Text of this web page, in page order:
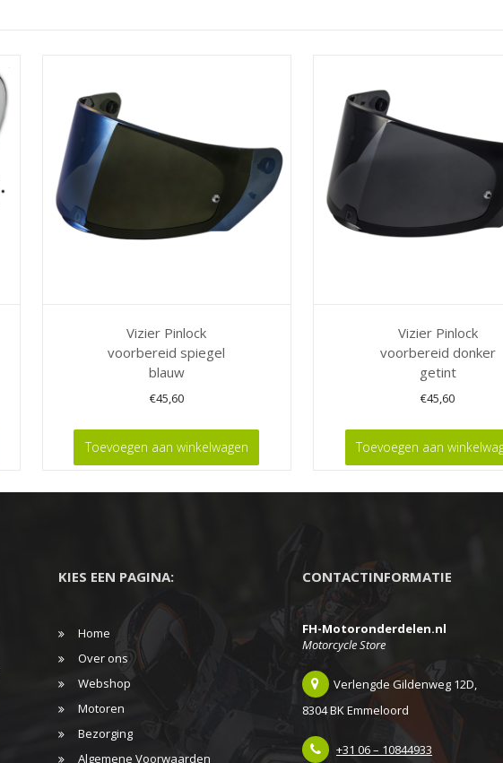
Vizier Pinlock
voorbereid spiegel
blauw
€45,60
Toevoegen aan winkelwagen
Vizier Pinlock
voorbereid donker
getint
€45,60
Toevoegen aan
KIES EEN PAGINA:
Home
Over ons
Webshop
Motoren
Bezorging
Algemene Voorwaarden
CONTACTINFORMATIE
FH-Motoronderdelen.nl
Motorcycle Store
Verlengde Gildenweg 12D,
8304 BK Emmeloord
+31 06 – 10844933